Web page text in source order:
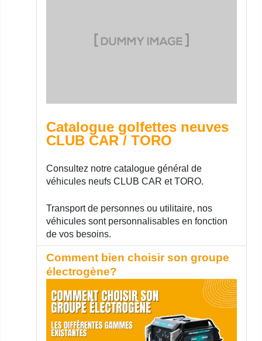
Catalogue golfettes neuves
CLUB CAR / TORO
Consultez notre catalogue général de
véhicules neufs CLUB CAR et TORO.
Transport de personnes ou utilitaire, nos
véhicules sont personnalisables en fonction
de vos besoins.
Comment bien choisir son groupe
électrogène?